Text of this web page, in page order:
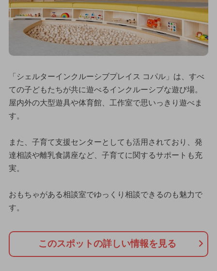
「シェルターインクルーシブプレイス コパル」は、すべ
ての子どもたちが共に遊べるインクルーシブな遊び場。
屋内外の大型遊具や体育館、工作室で思いっきり遊べま
す。
また、子育て支援センターとしても活用されており、発
達相談や離乳食講座など、子育てに関するサポートも充
実。
おもちゃがある相談室でゆっくり相談できるのも魅力で
す。
このスポットの詳しい情報を見る